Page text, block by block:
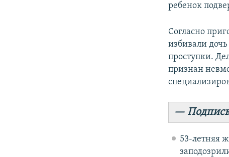
ребенок
Согласно
избивали
проступки.
признан
—
53-летняя